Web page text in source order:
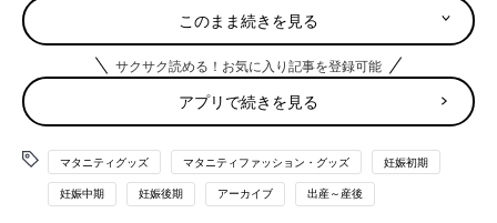
◯ジャバラタイプ
左右にジャバラ状のマチがついているので、出し入れがしやす
く、たくさん入ります。見開きタイプと比べると収納力はありま
すが、かさばります。
◯見開きタイプ
で、中身が見やすくカード入れやポケットも充実しています。ジ
ャバラタイプと比べるすっきりとまとめることができますが、収
納力は落ちます。
このまま続きを見る
サクサク読める！お気に入り記事を登録可能
アプリで続きを見る
マタニティグッズ マタニティファッション・グッズ 妊娠初期
妊娠中期 妊娠後期 アーカイブ 出産～産後